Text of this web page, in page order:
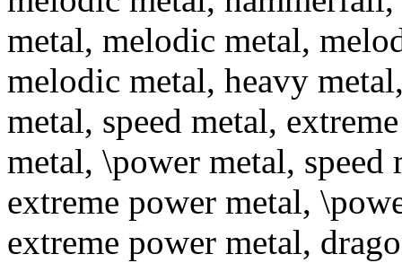
metal, melodic metal,
melodic metal, heavy
metal, speed metal,
metal, \power metal,
extreme power metal,
extreme power metal,